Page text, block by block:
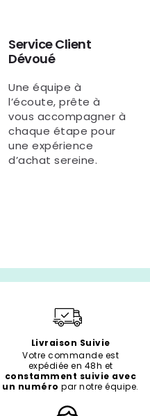
Service Client
Dévoué
Une équipe à
l’écoute, prête à
vous accompagner à
chaque étape pour
une expérience
d’achat sereine.
Livraison Suivie
Votre commande est
expédiée en 48h et
constamment suivie avec
un numéro par notre équipe.